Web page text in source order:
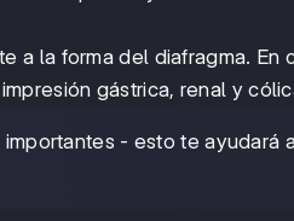
a la forma del diafragma. En
gástrica, renal y
- esto te ayudará